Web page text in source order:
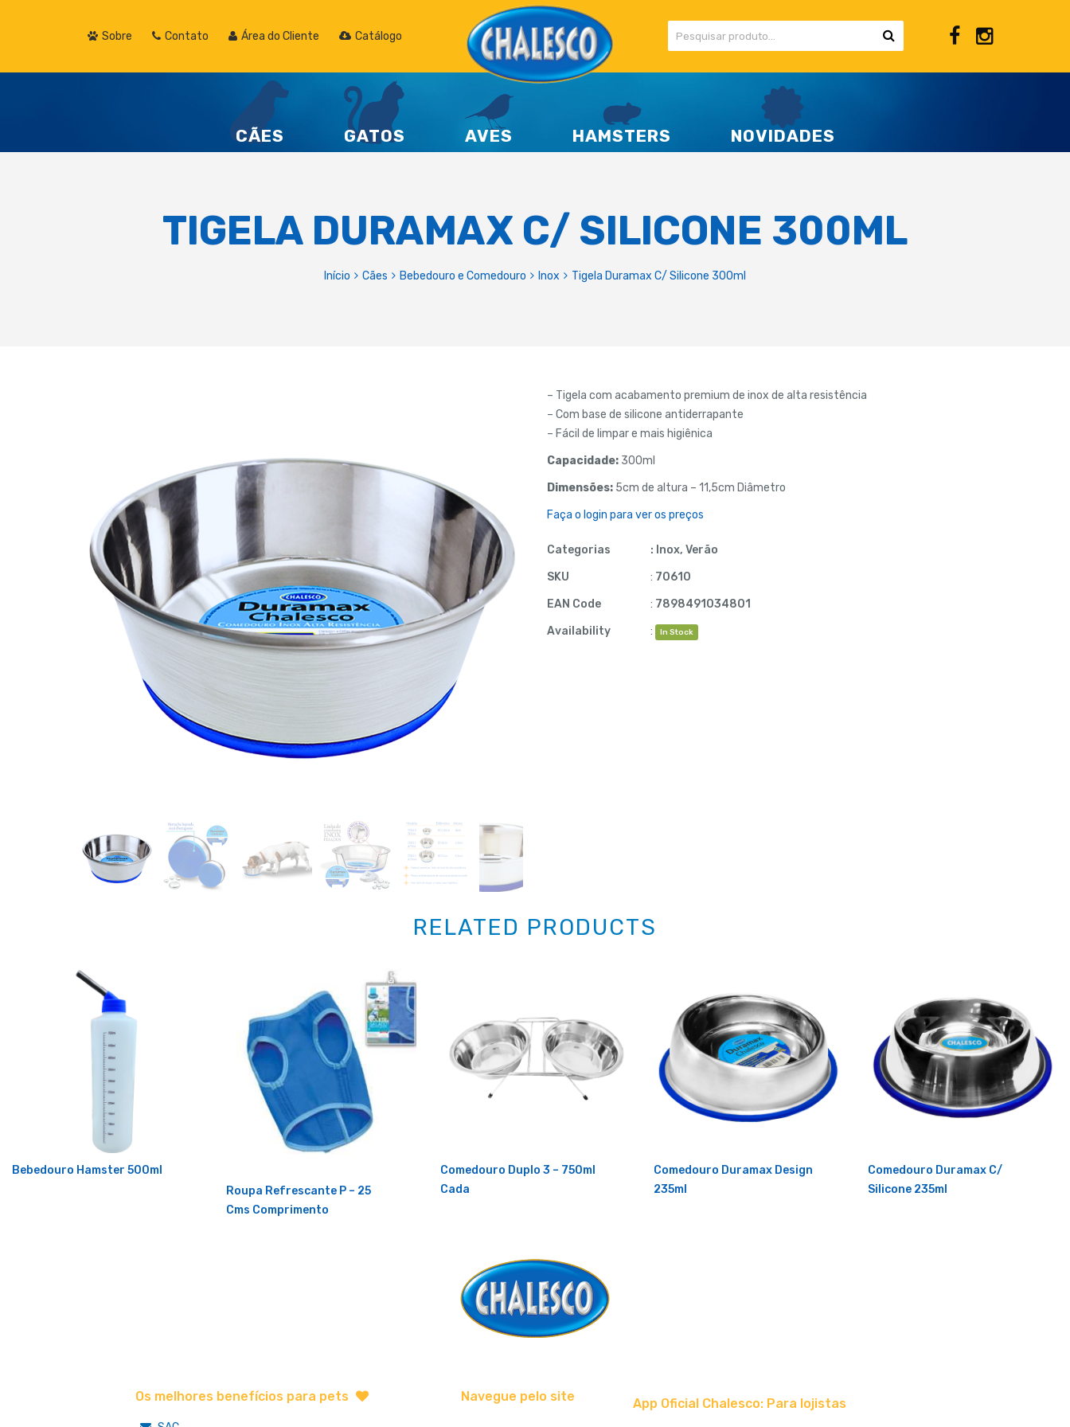
Sobre Contato Área do Cliente Catálogo
CÃES GATOS AVES HAMSTERS NOVIDADES
TIGELA DURAMAX C/ SILICONE 300ML
Início Cães Bebedouro e Comedouro Inox Tigela Duramax C/ Silicone 300ml
– Tigela com acabamento premium de inox de alta resistência
– Com base de silicone antiderrapante
– Fácil de limpar e mais higiênica
Capacidade: 300ml
Dimensões: 5cm de altura – 11,5cm Diâmetro
Faça o login para ver os preços
Categorias : Inox, Verão
SKU
: 70610
EAN Code
: 7898491034801
Availability
: In Stock
RELATED PRODUCTS
Bebedouro Hamster 500ml
Roupa Refrescante P – 25
Cms Comprimento
Comedouro Duplo 3 – 750ml
Cada
Comedouro Duramax Design
235ml
Comedouro Duramax C/
Silicone 235ml
Os melhores benefícios para pets Navegue pelo site App Oficial Chalesco: Para lojistas